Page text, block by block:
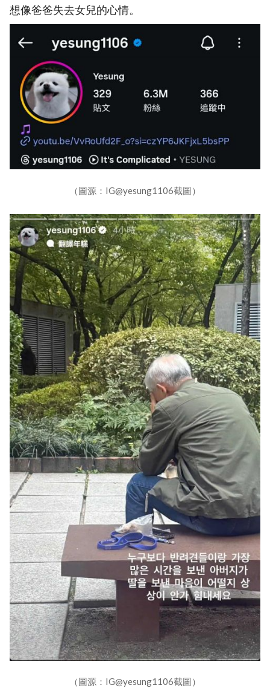
想像爸爸失去女兒的心情。
（圖源：IG@yesung1106截圖）
（圖源：IG@yesung1106截圖）